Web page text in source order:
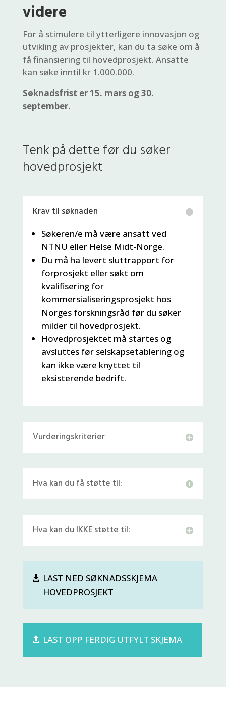
videre
For å stimulere til ytterligere innovasjon og
utvikling av prosjekter, kan du ta søke om å
få finansiering til hovedprosjekt. Ansatte
kan søke inntil kr 1.000.000.
Søknadsfrist er 15. mars og 30.
september.
Tenk på dette før du søker
hovedprosjekt
Krav til søknaden
Søkeren/e må være ansatt ved
NTNU eller Helse Midt-Norge.
Du må ha levert sluttrapport for
forprosjekt eller søkt om
kvalifisering for
kommersialiseringsprosjekt hos
Norges forskningsråd før du søker
milder til hovedprosjekt.
Hovedprosjektet må startes og
avsluttes før selskapsetablering og
kan ikke være knyttet til
eksisterende bedrift.
Vurderingskriterier
Hva kan du få støtte til:
Hva kan du IKKE støtte til:
LAST NED SØKNADSSKJEMA
HOVEDPROSJEKT
LAST OPP FERDIG UTFYLT SKJEMA